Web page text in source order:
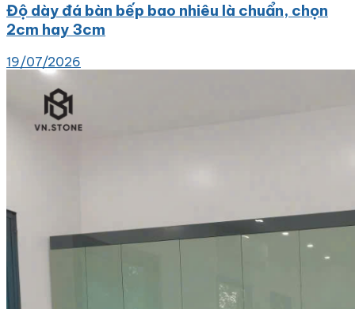
Độ dày đá bàn bếp bao nhiêu là chuẩn, chọn
2cm hay 3cm
19/07/2026